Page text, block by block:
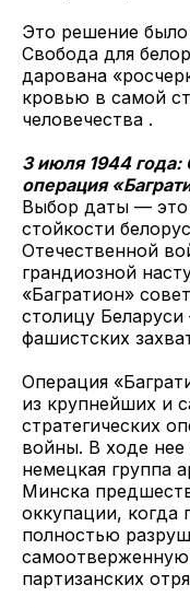
Это решение
Свобода для
дарована
кровью в самой
человечества .
3 июля 1944
операция
Выбор даты — это
стойкости
Отечественной
грандиозной
«Багратион»
столицу
фашистских
Операция
из крупнейших и
стратегических
войны. В ходе нее
немецкая группа
Минска
оккупации, когда
полностью
партизанских